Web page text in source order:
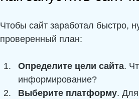
Чтобы сайт заработал быстро,
проверенный план:
Определите цели сайта.
информирование?
Выберите платформу. Для